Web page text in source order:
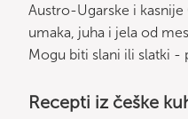
Austro-Ugarske i
umaka, juha i jela od
Mogu biti slani ili slatki -
Recepti iz češke